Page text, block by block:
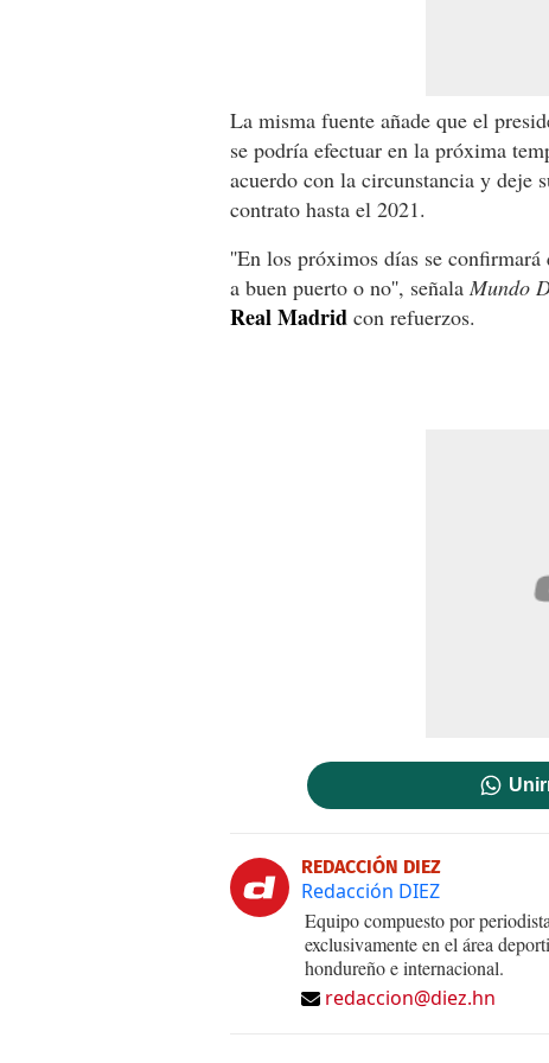
La misma fuente añade que el
se podría efectuar en la próxima
acuerdo con la circunstancia y deje
contrato hasta el 2021.
''En los próximos días se
a buen puerto o no'', señala Mundo
Real Madrid con refuerzos.
REDACCIÓN DIEZ
Redacción DIEZ
Equipo compuesto por
exclusivamente en el área
hondureño e internacional.
redaccion@diez.hn